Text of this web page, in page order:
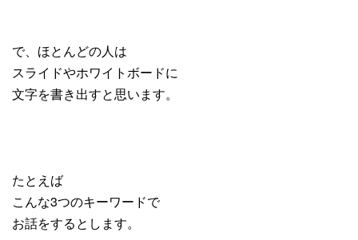
で、ほとんどの人は
スライドやホワイトボードに
文字を書き出すと思います。
たとえば
こんな3つのキーワードで
お話をするとします。